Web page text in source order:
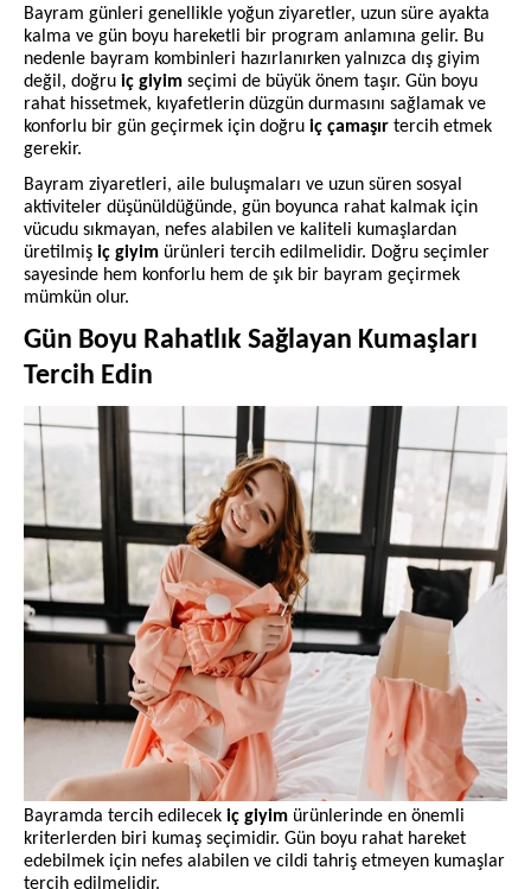
Bayram günleri genellikle yoğun ziyaretler, uzun süre ayakta
kalma ve gün boyu hareketli bir program anlamına gelir. Bu
nedenle bayram kombinleri hazırlanırken yalnızca dış giyim
değil, doğru iç giyim seçimi de büyük önem taşır. Gün boyu
rahat hissetmek, kıyafetlerin düzgün durmasını sağlamak ve
konforlu bir gün geçirmek için doğru iç çamaşır tercih etmek
gerekir.
Bayram ziyaretleri, aile buluşmaları ve uzun süren sosyal
aktiviteler düşünüldüğünde, gün boyunca rahat kalmak için
vücudu sıkmayan, nefes alabilen ve kaliteli kumaşlardan
üretilmiş iç giyim ürünleri tercih edilmelidir. Doğru seçimler
sayesinde hem konforlu hem de şık bir bayram geçirmek
mümkün olur.
Gün Boyu Rahatlık Sağlayan Kumaşları
Tercih Edin
Bayramda tercih edilecek iç giyim ürünlerinde en önemli
kriterlerden biri kumaş seçimidir. Gün boyu rahat hareket
edebilmek için nefes alabilen ve cildi tahriş etmeyen kumaşlar
tercih edilmelidir.